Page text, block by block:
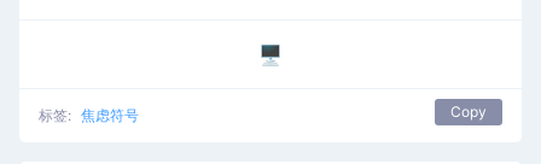
🖥️
标签: 焦虑符号 Copy